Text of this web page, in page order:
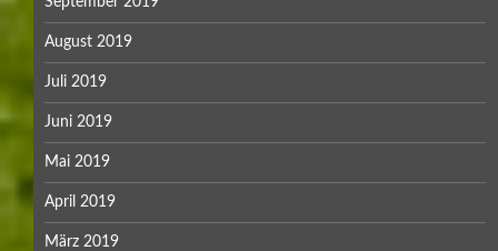
August 2019
Juli 2019
Juni 2019
Mai 2019
April 2019
März 2019